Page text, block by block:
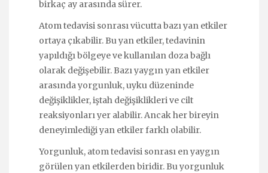
birkaç ay arasında sürer.
Atom tedavisi sonrası vücutta bazı yan etkiler
ortaya çıkabilir. Bu yan etkiler, tedavinin
yapıldığı bölgeye ve kullanılan doza bağlı
olarak değişebilir. Bazı yaygın yan etkiler
arasında yorgunluk, uyku düzeninde
değişiklikler, iştah değişiklikleri ve cilt
reaksiyonları yer alabilir. Ancak her bireyin
deneyimlediği yan etkiler farklı olabilir.
Yorgunluk, atom tedavisi sonrası en yaygın
görülen yan etkilerden biridir. Bu yorgunluk